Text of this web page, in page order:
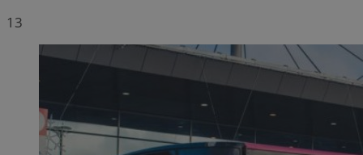
13